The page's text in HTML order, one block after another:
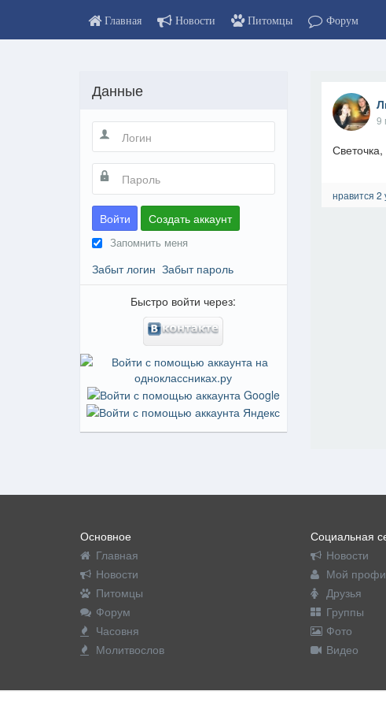
Главная Новости Питомцы Форум
9
нравится 2
Данные
Войти Создать аккаунт
Запомнить меня
Забыт логин Забыт пароль
Быстро войти через:
Основное
Главная
Новости
Питомцы
Форум
Часовня
Молитвослов
Социальная
Новости
Мой
Друзья
Группы
Фото
Видео